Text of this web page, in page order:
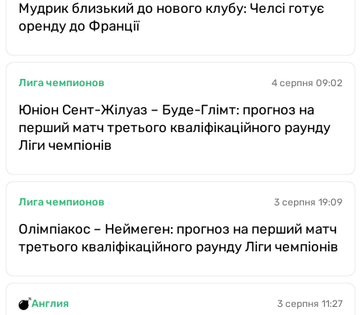
Мудрик близький до нового клубу: Челсі готує
оренду до Франції
Лига чемпионов 4 серпня 09:02
Юніон Сент-Жілуаз – Буде-Глімт: прогноз на
перший матч третього кваліфікаційного раунду
Ліги чемпіонів
Лига чемпионов 3 серпня 19:09
Олімпіакос – Неймеген: прогноз на перший матч
третього кваліфікаційного раунду Ліги чемпіонів
Англия 3 серпня 11:27